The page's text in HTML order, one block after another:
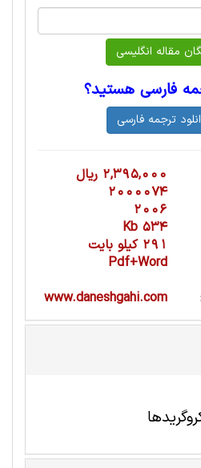
فارسی هستید؟
2,395,000 ریال
2000074
2006
534 Kb
291 کیلو بایت
Pdf+Word
www.daneshgahi.com